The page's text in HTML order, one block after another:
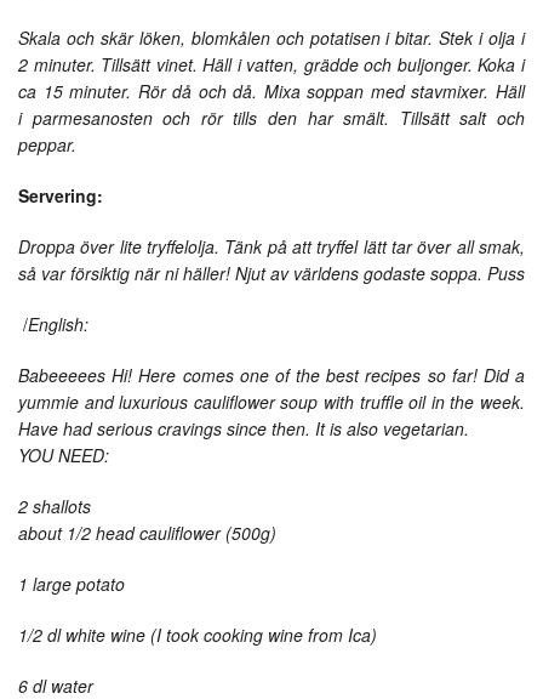
Skala och skär löken, blomkålen och potatisen i bitar. Stek i olja i
2 minuter. Tillsätt vinet. Häll i vatten, grädde och buljonger. Koka i
ca 15 minuter. Rör då och då. Mixa soppan med stavmixer. Häll
i parmesanosten och rör tills den har smält. Tillsätt salt och
peppar.
Servering:
Droppa över lite tryffelolja. Tänk på att tryffel lätt tar över all smak,
så var försiktig när ni häller! Njut av världens godaste soppa. Puss
/English:
Babeeeees Hi! Here comes one of the best recipes so far! Did a
yummie and luxurious cauliflower soup with truffle oil in the week.
Have had serious cravings since then. It is also vegetarian.
YOU NEED:
2 shallots
about 1/2 head cauliflower (500g)
1 large potato
1/2 dl white wine (I took cooking wine from Ica)
6 dl water